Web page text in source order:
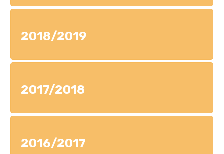
2018/2019
2017/2018
2016/2017